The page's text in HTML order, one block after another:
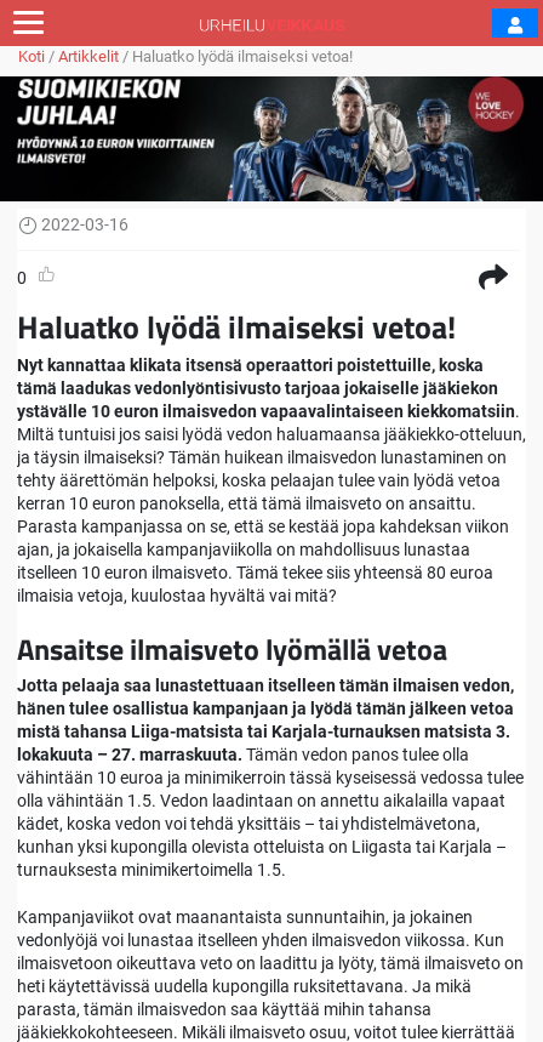
Koti / Artikkelit / Haluatko lyödä ilmaiseksi vetoa!
2022-03-16
0
Haluatko lyödä ilmaiseksi vetoa!
Nyt kannattaa klikata itsensä operaattori poistettuille, koska
tämä laadukas vedonlyöntisivusto tarjoaa jokaiselle jääkiekon
ystävälle 10 euron ilmaisvedon vapaavalintaiseen kiekkomatsiin.
Miltä tuntuisi jos saisi lyödä vedon haluamaansa jääkiekko-otteluun,
ja täysin ilmaiseksi? Tämän huikean ilmaisvedon lunastaminen on
tehty äärettömän helpoksi, koska pelaajan tulee vain lyödä vetoa
kerran 10 euron panoksella, että tämä ilmaisveto on ansaittu.
Parasta kampanjassa on se, että se kestää jopa kahdeksan viikon
ajan, ja jokaisella kampanjaviikolla on mahdollisuus lunastaa
itselleen 10 euron ilmaisveto. Tämä tekee siis yhteensä 80 euroa
ilmaisia vetoja, kuulostaa hyvältä vai mitä?
Ansaitse ilmaisveto lyömällä vetoa
Jotta pelaaja saa lunastettuaan itselleen tämän ilmaisen vedon,
hänen tulee osallistua kampanjaan ja lyödä tämän jälkeen vetoa
mistä tahansa Liiga-matsista tai Karjala-turnauksen matsista 3.
lokakuuta – 27. marraskuuta. Tämän vedon panos tulee olla
vähintään 10 euroa ja minimikerroin tässä kyseisessä vedossa tulee
olla vähintään 1.5. Vedon laadintaan on annettu aikalailla vapaat
kädet, koska vedon voi tehdä yksittäis – tai yhdistelmävetona,
kunhan yksi kupongilla olevista otteluista on Liigasta tai Karjala –
turnauksesta minimikertoimella 1.5.
Kampanjaviikot ovat maanantaista sunnuntaihin, ja jokainen
vedonlyöjä voi lunastaa itselleen yhden ilmaisvedon viikossa. Kun
ilmaisvetoon oikeuttava veto on laadittu ja lyöty, tämä ilmaisveto on
heti käytettävissä uudella kupongilla ruksitettavana. Ja mikä
parasta, tämän ilmaisvedon saa käyttää mihin tahansa
jääkiekkokohteeseen. Mikäli ilmaisveto osuu, voitot tulee kierrättää